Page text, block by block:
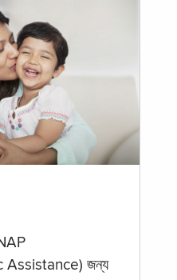
Assistance) জন্য